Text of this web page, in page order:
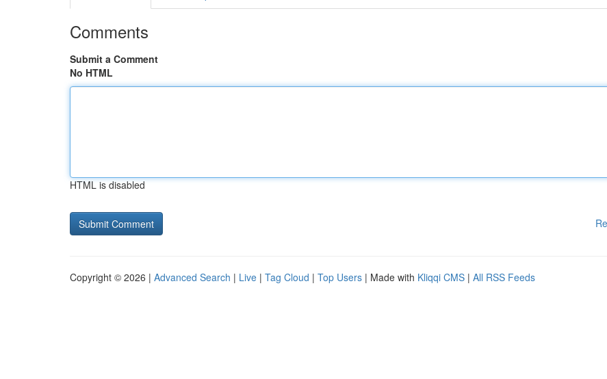
Comments
Submit a Comment
No HTML
HTML is disabled
Copyright © 2026 | Advanced Search | Live | Tag Cloud | Top Users | Made with Kliqqi CMS | All RSS Feeds